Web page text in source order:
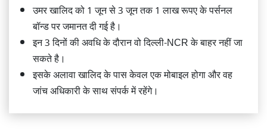
उमर खालिद को 1 जून से 3 जून तक 1 लाख रूपए के पर्सनल
बॉन्ड पर जमानत दी गई है।
इन 3 दिनों की अवधि के दौरान वो दिल्ली-NCR के बाहर नहीं जा
सकते है।
इसके अलावा खालिद के पास केवल एक मोबाइल होगा और वह
जांच अधिकारी के साथ संपर्क में रहेंगे।